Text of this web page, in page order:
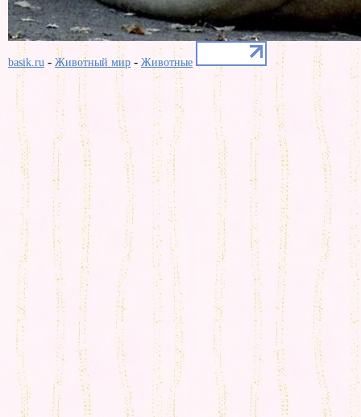
basik.ru - Животный мир - Животные